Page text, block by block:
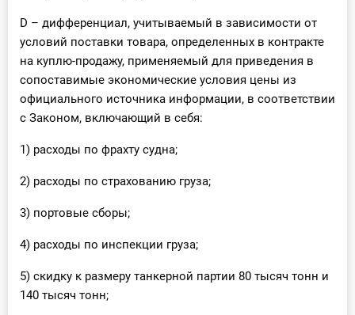
D – дифференциал, учитываемый в зависимости от
условий поставки товара, определенных в контракте
на куплю-продажу, применяемый для приведения в
сопоставимые экономические условия цены из
официального источника информации, в соответствии
с Законом, включающий в себя:
1) расходы по фрахту судна;
2) расходы по страхованию груза;
3) портовые сборы;
4) расходы по инспекции груза;
5) скидку к размеру танкерной партии 80 тысяч тонн и
140 тысяч тонн;